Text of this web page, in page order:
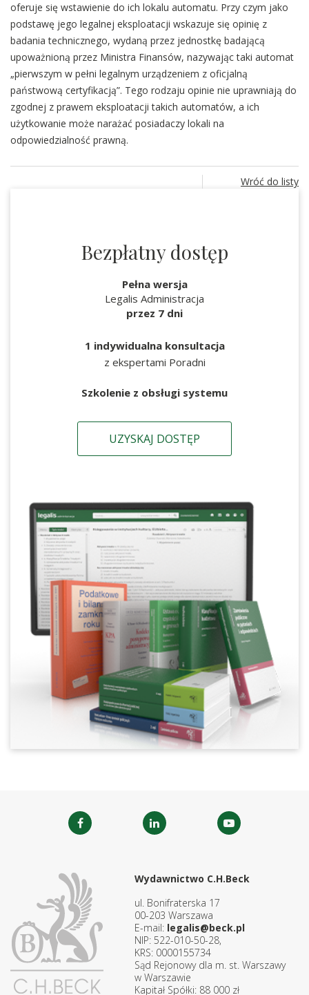
oferuje się wstawienie do ich lokalu automatu. Przy czym jako
podstawę jego legalnej eksploatacji wskazuje się opinię z
badania technicznego, wydaną przez jednostkę badającą
upoważnioną przez Ministra Finansów, nazywając taki automat
„pierwszym w pełni legalnym urządzeniem z oficjalną
państwową certyfikacją”. Tego rodzaju opinie nie uprawniają do
zgodnej z prawem eksploatacji takich automatów, a ich
użytkowanie może narażać posiadaczy lokali na
odpowiedzialność prawną.
Wróć do listy
Bezpłatny dostęp
Pełna wersja
Legalis Administracja
przez 7 dni
1 indywidualna konsultacja
z ekspertami Poradni
Szkolenie z obsługi systemu
UZYSKAJ DOSTĘP
Wydawnictwo C.H.Beck
ul. Bonifraterska 17
00-203 Warszawa
E-mail: legalis@beck.pl
NIP: 522-010-50-28,
KRS: 0000155734
Sąd Rejonowy dla m. st. Warszawy
w Warszawie
Kapitał Spółki: 88 000 zł